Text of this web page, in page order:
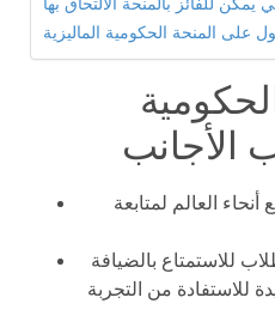
على المنحة الحكومية الماليزية
الأجانب
العالم لمتابعة
للاستمتاع بالضيافة
للاستفادة من التجربة